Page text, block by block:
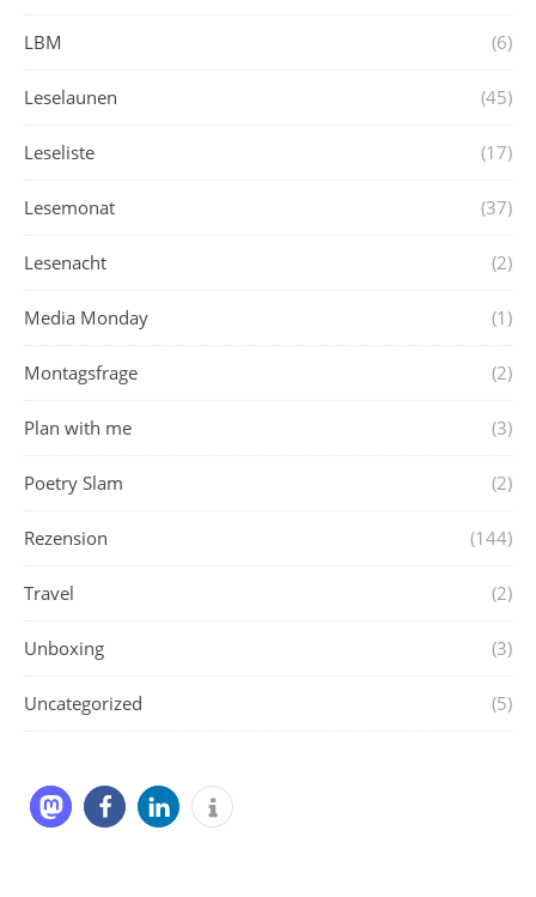
LBM (6)
Leselaunen (45)
Leseliste (17)
Lesemonat (37)
Lesenacht (2)
Media Monday (1)
Montagsfrage (2)
Plan with me (3)
Poetry Slam (2)
Rezension (144)
Travel (2)
Unboxing (3)
Uncategorized (5)